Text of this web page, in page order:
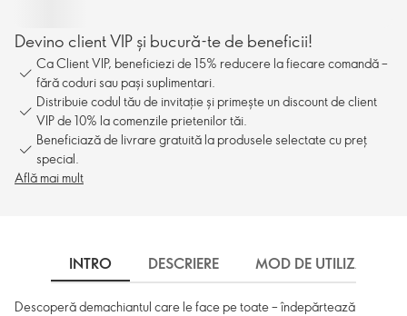
Devino client VIP și bucură-te de beneficii!
Ca Client VIP, beneficiezi de 15% reducere la fiecare comandă –
fără coduri sau pași suplimentari.
Distribuie codul tău de invitație și primește un discount de client
VIP de 10% la comenzile prietenilor tăi.
Beneficiază de livrare gratuită la produsele selectate cu preț
special.
Află mai mult
INTRO DESCRIERE MOD DE UTILIZARE
Descoperă demachiantul care le face pe toate – îndepărtează